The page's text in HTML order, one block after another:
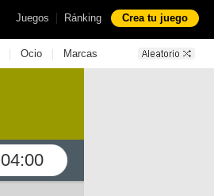
Juegos | Ránking Crea tu juego
| Ocio | Marcas
04:00